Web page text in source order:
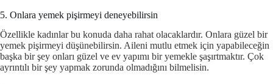
5. Onlara yemek pişirmeyi deneyebilirsin
Özellikle kadınlar bu konuda daha rahat olacaklardır. Onlara güzel bir
yemek pişirmeyi düşünebilirsin. Aileni mutlu etmek için yapabileceğin
başka bir şey onları güzel ve ev yapımı bir yemekle şaşırtmaktır. Çok
ayrıntılı bir şey yapmak zorunda olmadığını bilmelisin.